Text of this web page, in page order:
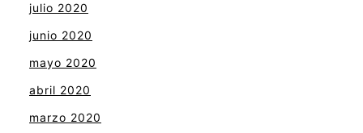
julio 2020
junio 2020
mayo 2020
abril 2020
marzo 2020